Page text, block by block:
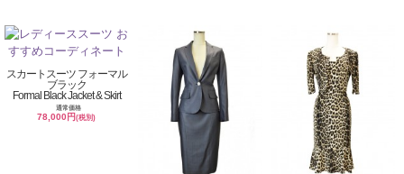
スカートスーツ フォーマル
ブラック
Formal Black Jacket & Skirt
通常価格
78,000円(税別)